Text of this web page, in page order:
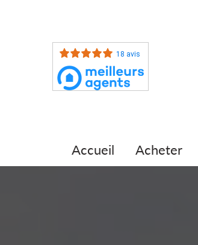
18 avis
accueil acheter